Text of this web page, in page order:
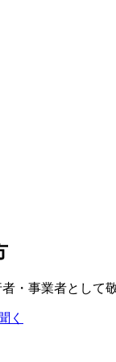
・事業者として
く